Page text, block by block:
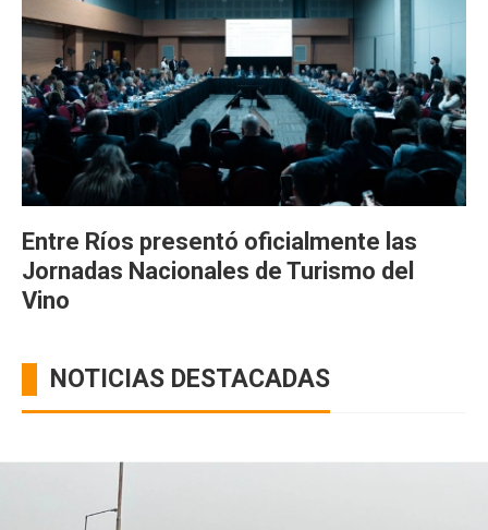
Entre Ríos presentó oficialmente las
Jornadas Nacionales de Turismo del
Vino
NOTICIAS DESTACADAS